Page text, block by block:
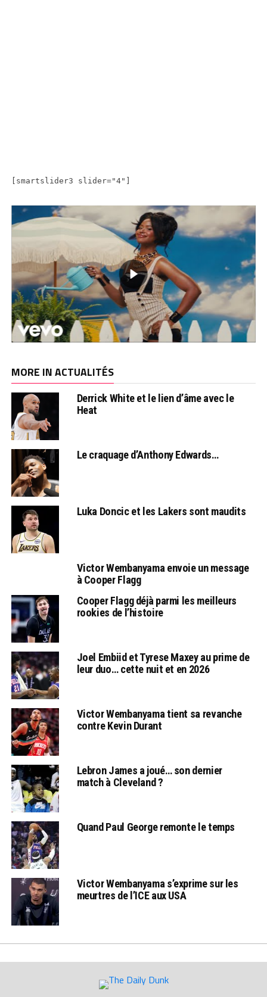
[smartslider3 slider="4"]
MORE IN ACTUALITÉS
Derrick White et le lien d’âme avec le
Heat
Le craquage d’Anthony Edwards…
Luka Doncic et les Lakers sont maudits
Victor Wembanyama envoie un message
à Cooper Flagg
Cooper Flagg déjà parmi les meilleurs
rookies de l’histoire
Joel Embiid et Tyrese Maxey au prime de
leur duo… cette nuit et en 2026
Victor Wembanyama tient sa revanche
contre Kevin Durant
Lebron James a joué… son dernier
match à Cleveland ?
Quand Paul George remonte le temps
Victor Wembanyama s’exprime sur les
meurtres de l’ICE aux USA